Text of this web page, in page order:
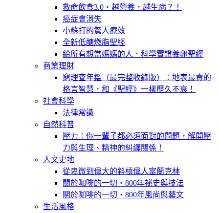
救命飲食3.0‧越營養，越生病？！
癌症會消失
小蘇打的驚人療效
全新低醣燃脂聖經
給所有想當媽媽的人．科學實證養卵聖經
商業理財
窮理查年鑑（最完整收錄版）：地表最賣的
格言智慧，和《聖經》一樣歷久不衰！
社會科學
法律常識
自然科普
壓力：你一輩子都必須面對的問題，解開壓
力與生理、精神的糾纏關係！
人文史地
從卑微到偉大的斜槓偉人富蘭克林
關於咖啡的一切‧800年祕史與技法
關於咖啡的一切‧800年風尚與藝文
生活風格